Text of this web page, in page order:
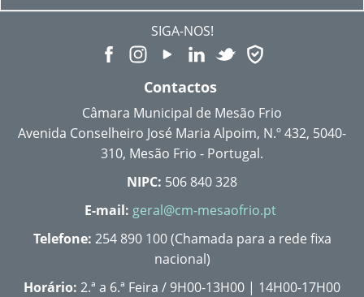
SIGA-NOS!
Contactos
Câmara Municipal de Mesão Frio
Avenida Conselheiro José Maria Alpoim, N.º 432, 5040-
310, Mesão Frio - Portugal.
NIPC: 506 840 328
E-mail: geral@cm-mesaofrio.pt
Telefone: 254 890 100 (Chamada para a rede fixa
nacional)
Horário: 2.ª a 6.ª Feira / 9H00-13H00 | 14H00-17H00